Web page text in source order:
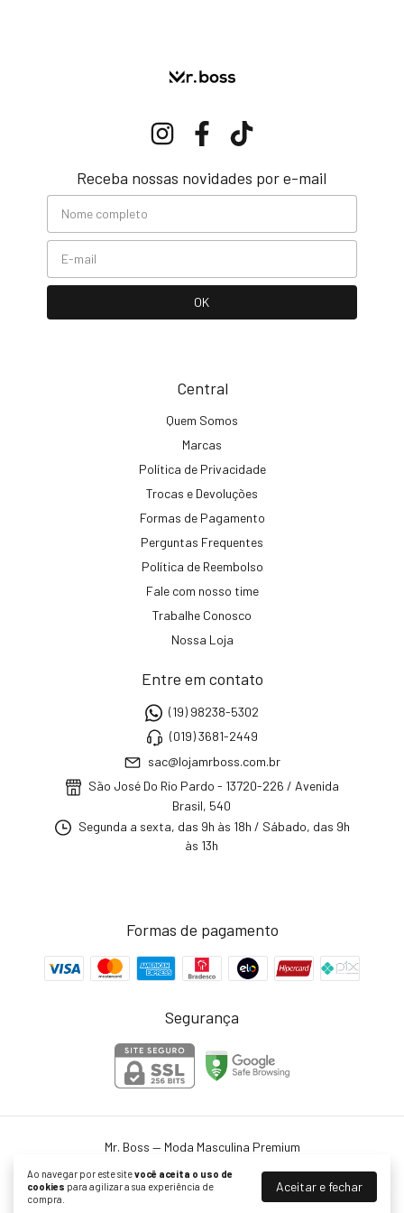
Ao navegar por este sitevocê aceita o uso de
cookies para agilizar a sua experiência de
compra.
Aceitar e fechar
Receba nossas novidades por e-mail
Central
Quem Somos
Marcas
Política de Privacidade
Trocas e Devoluções
Formas de Pagamento
Perguntas Frequentes
Política de Reembolso
Fale com nosso time
Trabalhe Conosco
Nossa Loja
Entre em contato
(19) 98238-5302
(019) 3681-2449
sac@lojamrboss.com.br
São José Do Rio Pardo - 13720-226 / Avenida
Brasil, 540
Segunda a sexta, das 9h às 18h / Sábado, das 9h
às 13h
Formas de pagamento
Segurança
Mr. Boss — Moda Masculina Premium